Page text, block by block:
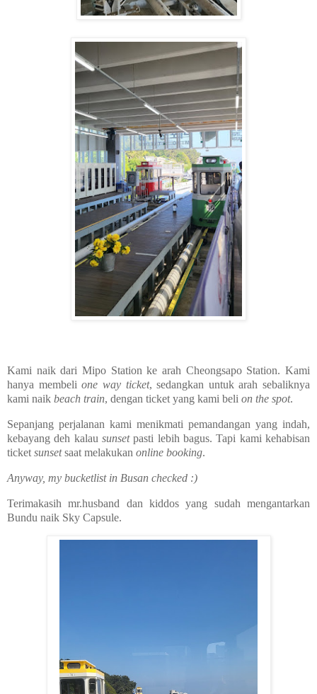
Kami naik dari Mipo Station ke arah Cheongsapo Station. Kami
hanya membelione way ticket, sedangkan untuk arah sebaliknya
kami naik beach train, dengan ticket yang kami beli on the spot.
Sepanjang perjalanan kami menikmati pemandangan yang indah,
kebayang deh kalau sunsetpasti lebih bagus. Tapi kami kehabisan
ticket sunsetsaat melakukan online booking.
Anyway, my bucketlist in Busan checked :)
Terimakasih mr.husband dan kiddos yang sudah mengantarkan
Bundu naik Sky Capsule.